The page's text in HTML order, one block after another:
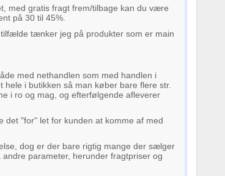
med gratis fragt frem/tilbage kan du være
på 30 til 45%.
tænker jeg på produkter som er main
med nethandlen som med handlen i
i butikken så man køber bare flere str.
i ro og mag, og efterfølgende afleverer
det "for" let for kunden at komme af med
dog er der bare rigtig mange der sælger
parameter, herunder fragtpriser og